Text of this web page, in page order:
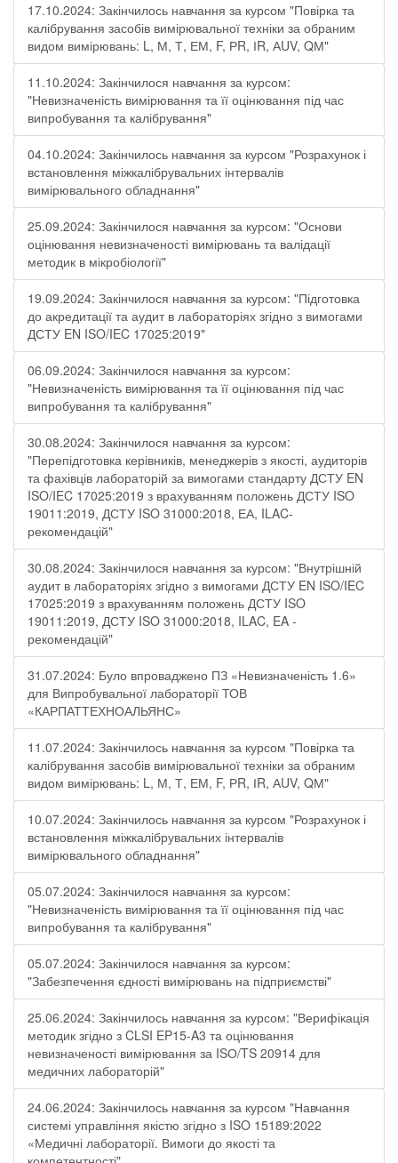
17.10.2024: Закінчилось навчання за курсом "Повірка та
калібрування засобів вимірювальної техніки за обраним
видом вимірювань: L, М, Т, ЕМ, F, РR, ІR, АUV, QМ"
11.10.2024: Закінчилося навчання за курсом:
"Невизначеність вимірювання та її оцінювання під час
випробування та калібрування"
04.10.2024: Закінчилось навчання за курсом "Розрахунок і
встановлення міжкалібрувальних інтервалів
вимірювального обладнання"
25.09.2024: Закінчилося навчання за курсом: "Основи
оцінювання невизначеності вимірювань та валідації
методик в мікробіології"
19.09.2024: Закінчилося навчання за курсом: "Підготовка
до акредитації та аудит в лабораторіях згідно з вимогами
ДСТУ EN ISO/IEC 17025:2019"
06.09.2024: Закінчилося навчання за курсом:
"Невизначеність вимірювання та її оцінювання під час
випробування та калібрування"
30.08.2024: Закінчилося навчання за курсом:
"Перепідготовка керівників, менеджерів з якості, аудиторів
та фахівців лабораторій за вимогами стандарту ДСТУ EN
ISO/IEC 17025:2019 з врахуванням положень ДСТУ ISO
19011:2019, ДСТУ ISO 31000:2018, ЕА, ILAC-
рекомендацій"
30.08.2024: Закінчилося навчання за курсом: "Внутрішній
аудит в лабораторіях згідно з вимогами ДСТУ EN ISO/IEC
17025:2019 з врахуванням положень ДСТУ ISO
19011:2019, ДСТУ ISO 31000:2018, ILAC, EA -
рекомендацій"
31.07.2024: Було впроваджено ПЗ «Невизначеність 1.6»
для Випробувальної лабораторії ТОВ
«КАРПАТТЕХНОАЛЬЯНС»
11.07.2024: Закінчилось навчання за курсом "Повірка та
калібрування засобів вимірювальної техніки за обраним
видом вимірювань: L, М, Т, ЕМ, F, РR, ІR, АUV, QМ"
10.07.2024: Закінчилось навчання за курсом "Розрахунок і
встановлення міжкалібрувальних інтервалів
вимірювального обладнання"
05.07.2024: Закінчилося навчання за курсом:
"Невизначеність вимірювання та її оцінювання під час
випробування та калібрування"
05.07.2024: Закінчилося навчання за курсом:
"Забезпечення єдності вимірювань на підприємстві"
25.06.2024: Закінчилось навчання за курсом: "Верифікація
методик згідно з CLSI EP15-A3 та оцінювання
невизначеності вимірювання за ISО/TS 20914 для
медичних лабораторій"
24.06.2024: Закінчилось навчання за курсом "Навчання
системі управління якістю згідно з ISO 15189:2022
«Медичні лабораторії. Вимоги до якості та